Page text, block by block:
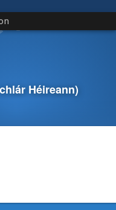
Héireann)